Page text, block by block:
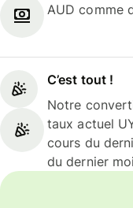
AUD comme
C’est tout !
Notre
taux actuel
cours du
du dernier